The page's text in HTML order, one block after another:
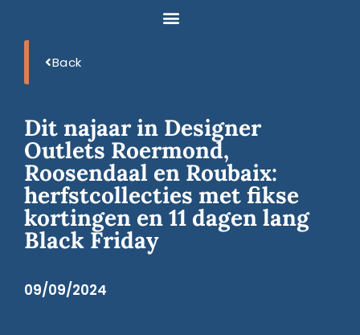
Back
Dit najaar in Designer
Outlets Roermond,
Roosendaal en Roubaix:
herfstcollecties met fikse
kortingen en 11 dagen lang
Black Friday
09/09/2024